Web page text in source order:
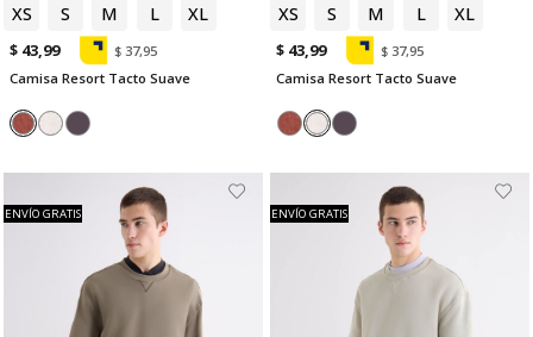
XS S M L XL
$ 43,99
$ 37,95
Camisa Resort Tacto Suave
XS S M L XL
$ 43,99
$ 37,95
Camisa Resort Tacto Suave
ENVÍO GRATIS ENVÍO GRATIS